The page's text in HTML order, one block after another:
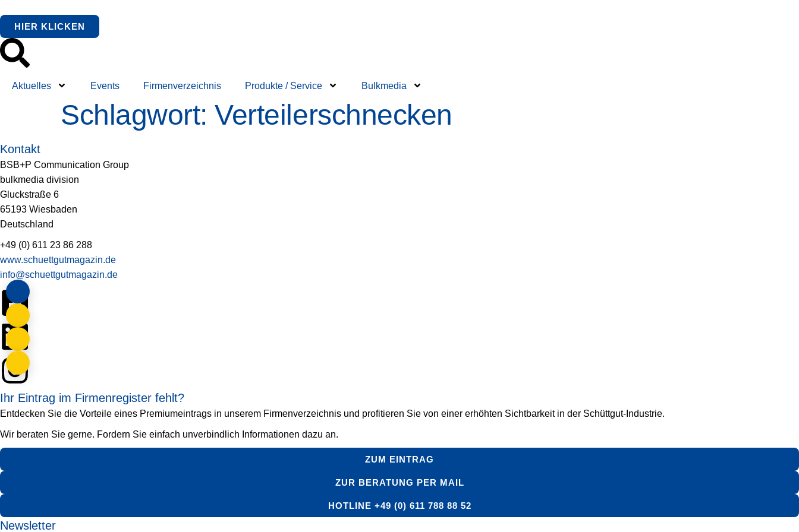
springen
HIER KLICKEN
Aktuelles Events Firmenverzeichnis Produkte / Service Bulkmedia
Schlagwort:Verteilerschnecken
Kontakt
BSB+P Communication Group
bulkmedia division
Gluckstraße 6
65193 Wiesbaden
Deutschland
+49 (0) 611 23 86 288
www.schuettgutmagazin.de
info@schuettgutmagazin.de
Ihr Eintrag im Firmenregister fehlt?
Entdecken Sie die Vorteile eines Premiumeintrags in unserem Firmenverzeichnis und profitieren Sie von einer erhöhten Sichtbarkeit in der Schüttgut-Industrie.
Wir beraten Sie gerne. Fordern Sie einfach unverbindlich Informationen dazu an.
ZUM EINTRAG
ZUR BERATUNG PER MAIL
HOTLINE +49 (0) 611 788 88 52
Newsletter